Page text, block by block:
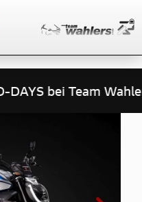
bei Team